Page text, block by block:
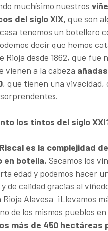
muchísimo nuestros
del siglo XIX, que son
tenemos un botellero
decir que hemos
Rioja desde 1862, que fue
vienen a la cabeza
, que tienen una vivacidad,
los tintos del siglo
es la complejidad
en botella. Sacamos los
edad y podemos hacer
de calidad gracias al
Alavesa. ¡Llevamos
de los mismos pueblos
más de 450 hectáreas